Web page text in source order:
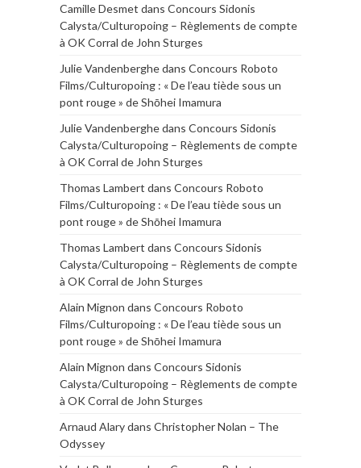
Camille Desmet dans Concours Sidonis
Calysta/Culturopoing – Règlements de compte
à OK Corral de John Sturges
Julie Vandenberghedans Concours Roboto
Films/Culturopoing : « De l’eau tiède sous un
pont rouge » de Shōhei Imamura
Julie Vandenberghedans Concours Sidonis
Calysta/Culturopoing – Règlements de compte
à OK Corral de John Sturges
Thomas Lambert dans Concours Roboto
Films/Culturopoing : « De l’eau tiède sous un
pont rouge » de Shōhei Imamura
Thomas Lambert dans Concours Sidonis
Calysta/Culturopoing – Règlements de compte
à OK Corral de John Sturges
Alain Mignon dans Concours Roboto
Films/Culturopoing : « De l’eau tiède sous un
pont rouge » de Shōhei Imamura
Alain Mignon dans Concours Sidonis
Calysta/Culturopoing – Règlements de compte
à OK Corral de John Sturges
Arnaud Alarydans Christopher Nolan – The
Odyssey